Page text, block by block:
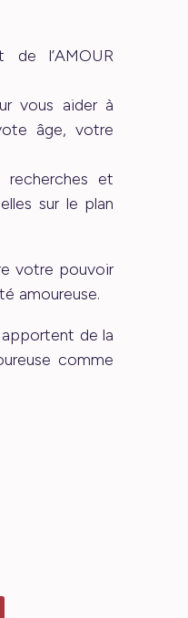
l’AMOUR
vous aider à
âge, votre
et
sur le plan
votre pouvoir
amoureuse.
de la
comme